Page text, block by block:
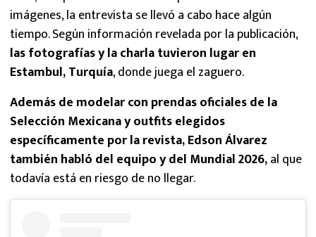
imágenes, la entrevista se llevó a cabo hace algún
tiempo. Según información revelada por la publicación,
las fotografías y la charla tuvieron lugar en
Estambul, Turquía, donde juega el zaguero.
Además de modelar con prendas oficiales de la
Selección Mexicana y outfits elegidos
específicamente por la revista, Edson Álvarez
también habló del equipo y del Mundial 2026,al que
todavía está en riesgo de no llegar.